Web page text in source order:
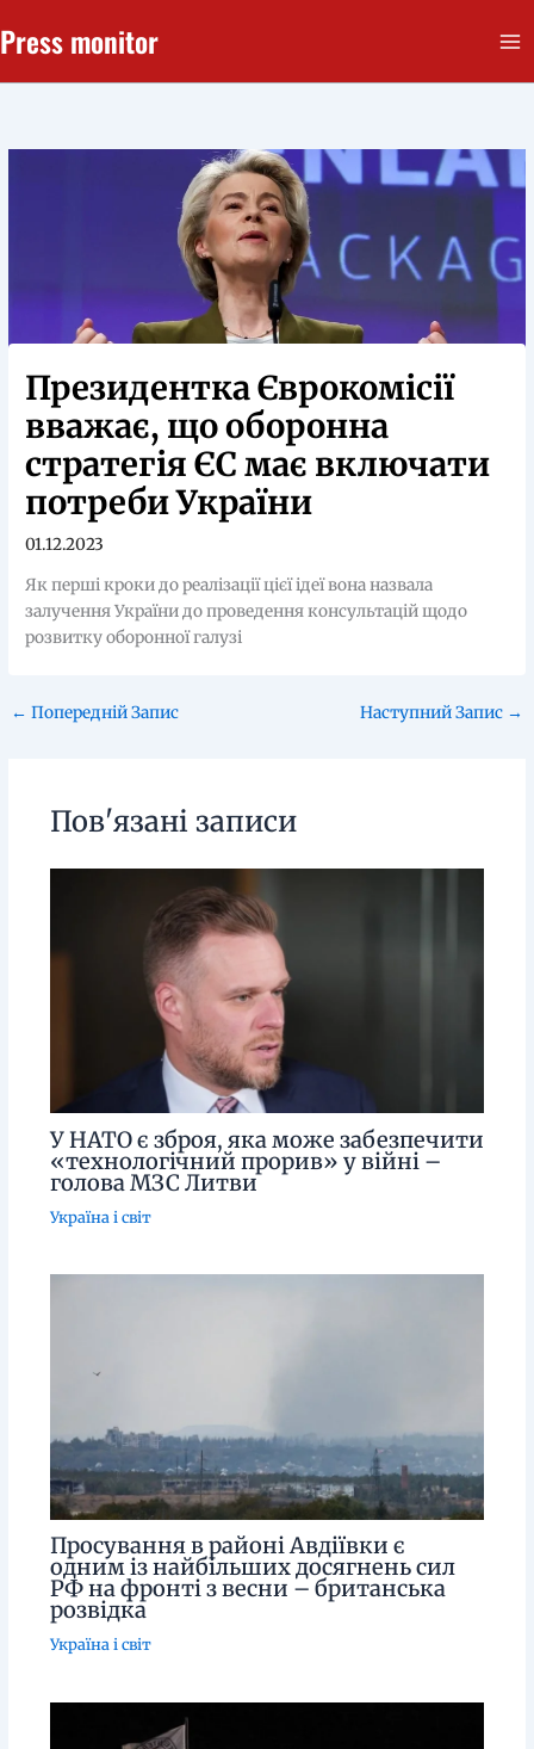
до
Press monitor
Президентка Єврокомісії
вважає, що оборонна
стратегія ЄС має включати
потреби України
01.12.2023
Як перші кроки до реалізації цієї ідеї вона назвала
залучення України до проведення консультацій щодо
розвитку оборонної галузі
← Попередній Запис Наступний Запис →
Пов'язані записи
У НАТО є зброя, яка може забезпечити
«технологічний прорив» у війні –
голова МЗС Литви
Україна і світ
Просування в районі Авдіївки є
одним із найбільших досягнень сил
РФ на фронті з весни – британська
розвідка
Україна і світ